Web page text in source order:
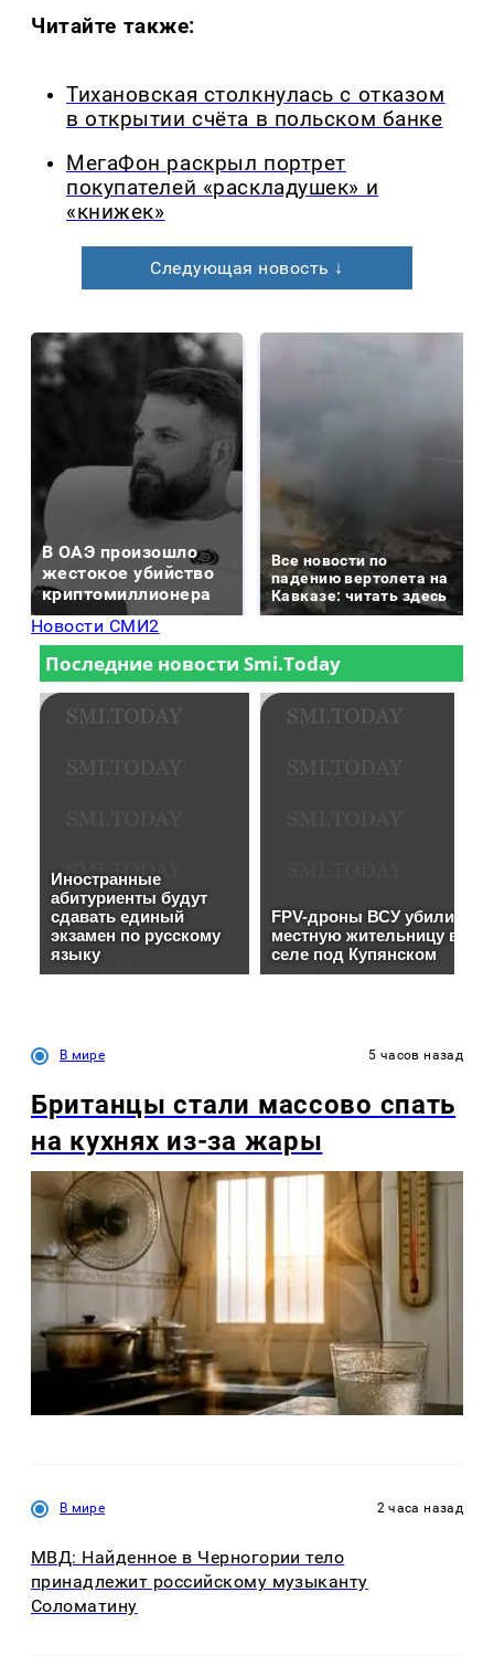
Читайте также:
Тихановская столкнулась с отказом
в открытии счёта в польском банке
МегаФон раскрыл портрет
покупателей «раскладушек» и
«книжек»
Следующая новость ↓
В ОАЭ произошло
жестокое убийство
криптомиллионера
Все новости по
падению вертолета на
Кавказе: читать здесь
Новости СМИ2
В мире 5 часов назад
Британцы стали массово спать
на кухнях из-за жары
В мире 2 часа назад
МВД: Найденное в Черногории тело
принадлежит российскому музыканту
Соломатину